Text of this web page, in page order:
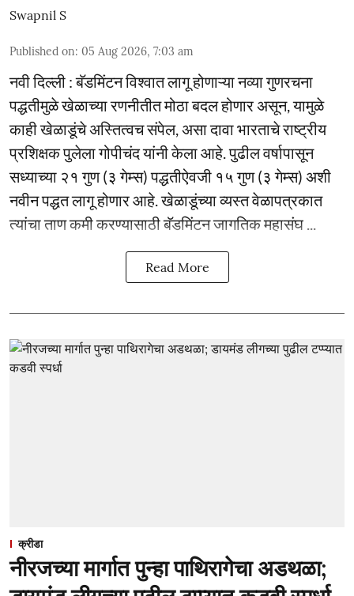
Swapnil S
Published on: 05 Aug 2026, 7:03 am
नवी दिल्ली : बॅडमिंटन विश्वात लागू होणाऱ्या नव्या गुणरचना
पद्धतीमुळे खेळाच्या रणनीतीत मोठा बदल होणार असून, यामुळे
काही खेळाडूंचे अस्तित्वच संपेल, असा दावा भारताचे राष्ट्रीय
प्रशिक्षक पुलेला गोपीचंद यांनी केला आहे. पुढील वर्षापासून
सध्याच्या २१ गुण (३ गेम्स) पद्धतीऐवजी १५ गुण (३ गेम्स) अशी
नवीन पद्धत लागू होणार आहे. खेळाडूंच्या व्यस्त वेळापत्रकात
त्यांचा ताण कमी करण्यासाठी बॅडमिंटन जागतिक महासंघ ...
Read More
क्रीडा
नीरजच्या मार्गात पुन्हा पाथिरागेचा अडथळा;